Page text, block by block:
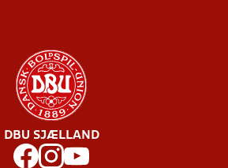
DBU SJÆLLAND